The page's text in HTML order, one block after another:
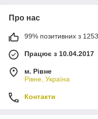
Про нас
99% позитивних з 1253
Працює з 10.04.2017
м. Рівне
Рівне, Україна
Контакти